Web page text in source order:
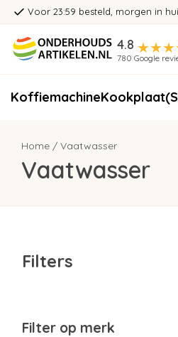
Voor 23:59 besteld, morgen in
4.8
780 Google
KoffiemachineKookplaat
Home / Vaatwasser
Vaatwasser
Filters
Filter op merk